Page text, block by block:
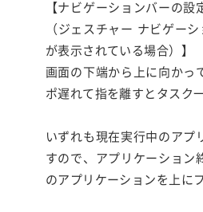
【ナビゲーションバーの
（ジェスチャー ナビゲーシ
が表示されている場合）】
画面の下端から上に向かっ
ポ遅れて指を離すとタスク
いずれも現在実行中のアプ
すので、アプリケーション
のアプリケーションを上に